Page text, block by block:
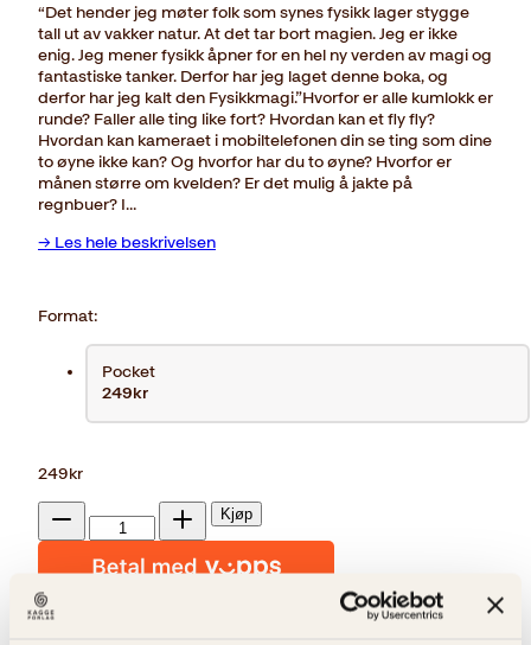
“Det hender jeg møter folk som synes fysikk lager stygge
tall ut av vakker natur. At det tar bort magien. Jeg er ikke
enig. Jeg mener fysikk åpner for en hel ny verden av magi og
fantastiske tanker. Derfor har jeg laget denne boka, og
derfor har jeg kalt den Fysikkmagi.”Hvorfor er alle kumlokk er
runde? Faller alle ting like fort? Hvordan kan et fly fly?
Hvordan kan kameraet i mobiltelefonen din se ting som dine
to øyne ikke kan? Og hvorfor har du to øyne? Hvorfor er
månen større om kvelden? Er det mulig å jakte på
regnbuer? I…
→ Les hele beskrivelsen
Format:
Pocket
249kr
249kr
Reduser
mengden
Fysikkmagi
antall
Øk
mengden
Kjøp